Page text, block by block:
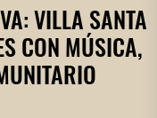
VILLA SANTA
CON MÚSICA,